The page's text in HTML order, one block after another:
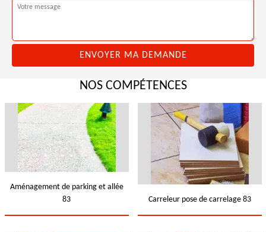
NOS COMPÉTENCES
Aménagement de parking et allée
83
Carreleur pose de carrelage 83